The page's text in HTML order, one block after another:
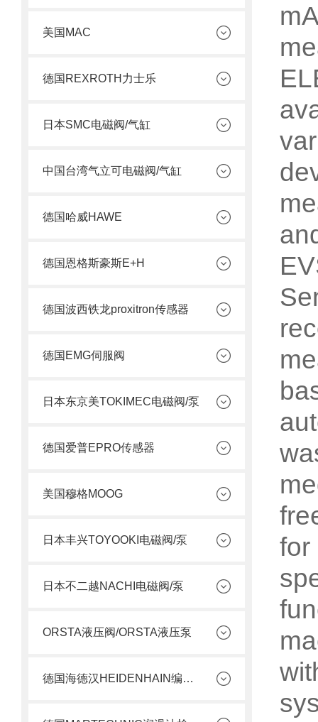
美国MAC
德国REXROTH力士乐
日本SMC电磁阀/气缸
中国台湾气立可电磁阀/气缸
德国哈威HAWE
德国恩格斯豪斯E+H
德国波西铁龙proxitron传感器
德国EMG伺服阀
日本东京美TOKIMEC电磁阀/泵
德国爱普EPRO传感器
美国穆格MOOG
日本丰兴TOYOOKI电磁阀/泵
日本不二越NACHI电磁阀/泵
ORSTA液压阀/ORSTA液压泵
德国海德汉HEIDENHAIN编码器